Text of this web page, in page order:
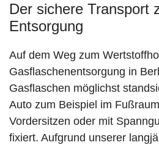
Der sichere Transport
Entsorgung
Auf dem Weg zum
Gasflaschenentsorgung in
Gasflaschen möglichst
Auto zum Beispiel im
Vordersitzen oder mit
fixiert. Aufgrund unserer